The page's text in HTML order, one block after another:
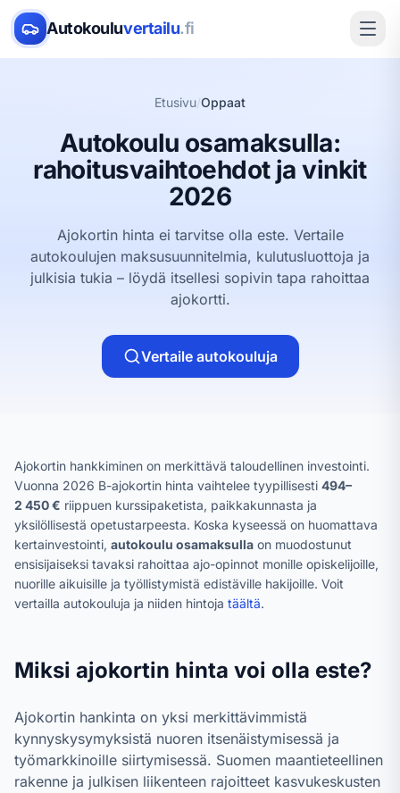
Autokouluvertailu.fi
Etusivu/Oppaat
Autokoulu osamaksulla:
rahoitusvaihtoehdot ja vinkit
2026
Ajokortin hinta ei tarvitse olla este. Vertaile
autokoulujen maksusuunnitelmia, kulutusluottoja ja
julkisia tukia – löydä itsellesi sopivin tapa rahoittaa
ajokortti.
Vertaile autokouluja
Ajokortin hankkiminen on merkittävä taloudellinen investointi.
Vuonna 2026 B-ajokortin hinta vaihtelee tyypillisesti 494–
2 450€ riippuen kurssipaketista, paikkakunnasta ja
yksilöllisestä opetustarpeesta. Koska kyseessä on huomattava
kertainvestointi, autokoulu osamaksulla on muodostunut
ensisijaiseksi tavaksi rahoittaa ajo-opinnot monille opiskelijoille,
nuorille aikuisille ja työllistymistä edistäville hakijoille. Voit
vertailla autokouluja ja niiden hintoja täältä.
Miksi ajokortin hinta voi olla este?
Ajokortin hankinta on yksi merkittävimmistä
kynnyskysymyksistä nuoren itsenäistymisessä ja
työmarkkinoille siirtymisessä. Suomen maantieteellinen
rakenne ja julkisen liikenteen rajoitteet kasvukeskusten